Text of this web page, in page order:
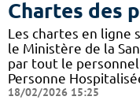
Chartes des
Les chartes en ligne
le Ministère de la
par tout le
Personne
18/02/2026 15:25